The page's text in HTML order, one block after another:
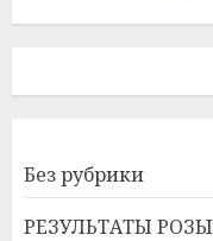
Без рубрики
РЕЗУЛЬТАТЫ